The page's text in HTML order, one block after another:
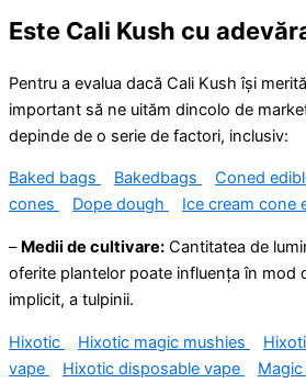
Este Cali Kush cu
Pentru a evalua dacă Cali Kush își
important să ne uităm dincolo de
depinde de o serie de factori, inclusiv:
Baked bags Bakedbags Coned
cones
Dope dough Ice cream cone
– Medii de cultivare: Cantitatea de
oferite plantelor poate influența în mod
implicit, a tulpinii.
Hixotic Hixotic magic mushies
vape
Hixotic disposable vape